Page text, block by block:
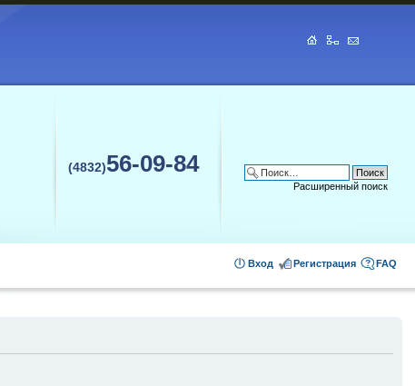
(4832)56-09-84
Расширенный поиск
FAQ
Регистрация
Вход